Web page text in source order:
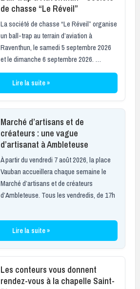
de chasse “Le Réveil”
La société de chasse “Le Réveil” organise
un ball-trap au terrain d’aviation à
Raventhun, le samedi 5 septembre 2026
et le dimanche 6 septembre 2026. …
Lire la suite »
Marché d’artisans et de
créateurs : une vague
d’artisanat à Ambleteuse
À partir du vendredi 7 août 2026, la place
Vauban accueillera chaque semaine le
Marché d’artisans et de créateurs
d’Ambleteuse. Tous les vendredis, de 17h
Lire la suite »
Les conteurs vous donnent
rendez-vous à la chapelle Saint-